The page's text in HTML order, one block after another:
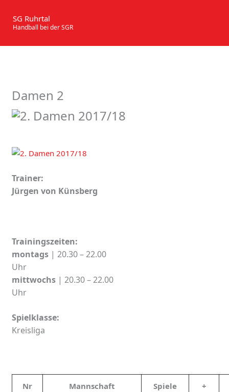
Inhalt
springen
SG Ruhrtal
Handball bei der SGR
Damen 2
Trainer:
Jürgen von Künsberg
Trainingszeiten:
montags | 20.30 – 22.00
Uhr
mittwochs | 20.30 – 22.00
Uhr
Spielklasse:
Kreisliga
Nr Mannschaft Spiele +